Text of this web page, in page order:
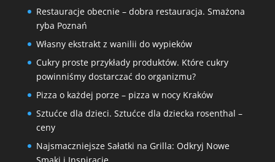
Restauracje obecnie – dobra restauracja. Smażona
ryba Poznań
Własny ekstrakt z wanilii do wypieków
Cukry proste przykłady produktów. Które cukry
powinniśmy dostarczać do organizmu?
Pizza o każdej porze – pizza w nocy Kraków
Sztućce dla dzieci. Sztućce dla dziecka rosenthal –
ceny
Najsmaczniejsze Sałatki na Grilla: Odkryj Nowe